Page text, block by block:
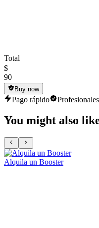
Total
$
90
Buy now
Pago rápido
You might also
Alquila un Booster